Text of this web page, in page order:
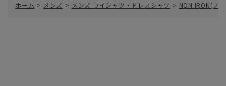
ホーム > メンズ > メンズ ワイシャツ・ドレスシャツ > NON IRON(ノ